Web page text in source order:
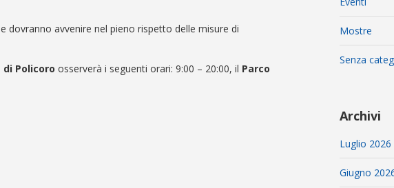
dovranno avvenire nel pieno rispetto delle misure di
Policoro osserverà i seguenti orari: 9:00 – 20:00, il Parco
Mostre
Senza
Archivi
Luglio 2026
Giugno